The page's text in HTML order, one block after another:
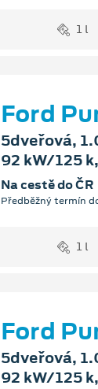
1 l
Ford
5dveřová,
92 kW/125
Na cestě do ČR
Předběžný termín
1 l
Ford
5dveřová,
92 kW/125